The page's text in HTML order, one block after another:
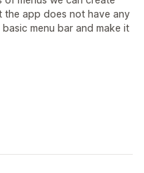
the app does not have any
menu bar and make it